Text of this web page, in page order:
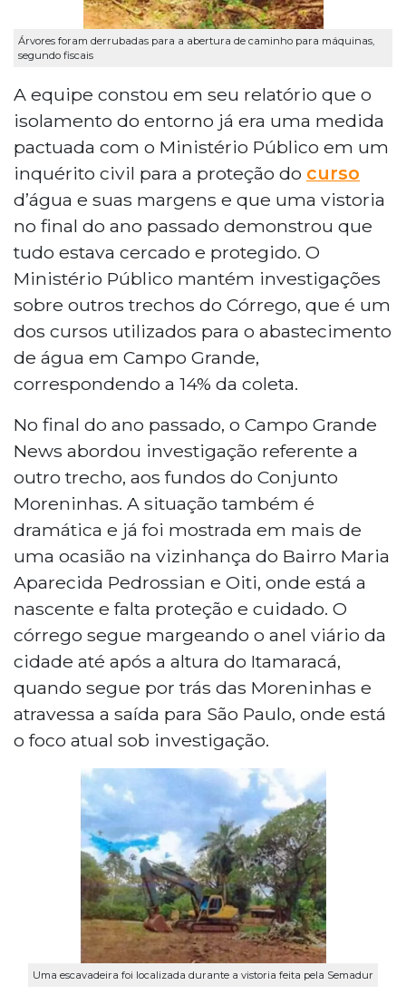
Árvores foram derrubadas para a abertura de caminho para máquinas,
segundo fiscais
A equipe constou em seu relatório que o
isolamento do entorno já era uma medida
pactuada com o Ministério Público em um
inquérito civil para a proteção do curso
d’água e suas margens e que uma vistoria
no final do ano passado demonstrou que
tudo estava cercado e protegido. O
Ministério Público mantém investigações
sobre outros trechos do Córrego, que é um
dos cursos utilizados para o abastecimento
de água em Campo Grande,
correspondendo a 14% da coleta.
No final do ano passado, o Campo Grande
News abordou investigação referente a
outro trecho, aos fundos do Conjunto
Moreninhas. A situação também é
dramática e já foi mostrada em mais de
uma ocasião na vizinhança do Bairro Maria
Aparecida Pedrossian e Oiti, onde está a
nascente e falta proteção e cuidado. O
córrego segue margeando o anel viário da
cidade até após a altura do Itamaracá,
quando segue por trás das Moreninhas e
atravessa a saída para São Paulo, onde está
o foco atual sob investigação.
Uma escavadeira foi localizada durante a vistoria feita pela Semadur